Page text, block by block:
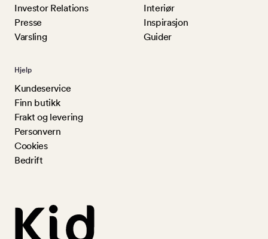
Investor Relations
Presse
Varsling
Interiør
Inspirasjon
Guider
Hjelp
Kundeservice
Finn butikk
Frakt og levering
Personvern
Cookies
Bedrift